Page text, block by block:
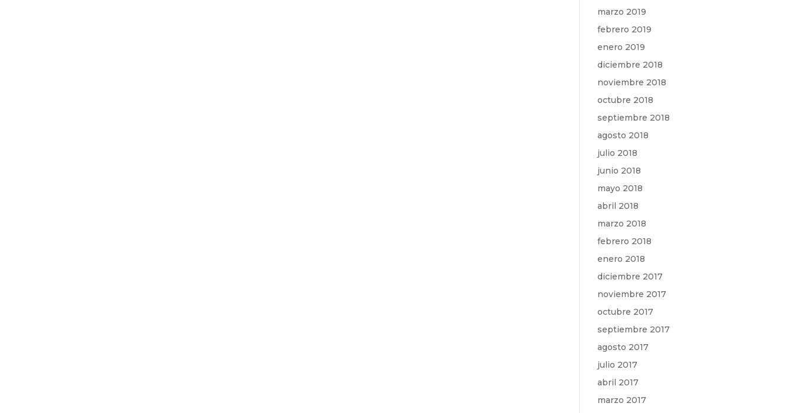
marzo 2019
febrero 2019
enero 2019
diciembre 2018
noviembre 2018
octubre 2018
septiembre 2018
agosto 2018
julio 2018
junio 2018
mayo 2018
abril 2018
marzo 2018
febrero 2018
enero 2018
diciembre 2017
noviembre 2017
octubre 2017
septiembre 2017
agosto 2017
julio 2017
abril 2017
marzo 2017